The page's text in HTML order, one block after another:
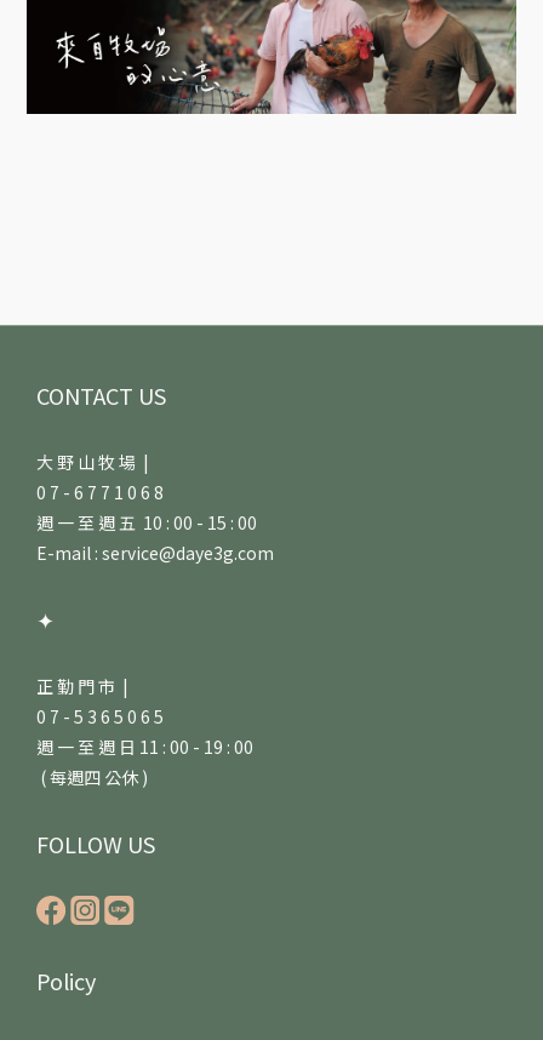
CONTACT US
大 野 山 牧 場 |
0 7 - 6 7 7 1 0 6 8
週 一 至 週 五 10 : 00 - 15 : 00
E-mail : service@daye3g.com
✦
正 勤 門 市 |
0 7 - 5 3 6 5 0 6 5
週 一 至 週 日 11 : 00 - 19 : 00
( 每週四 公休 )
FOLLOW US
Policy